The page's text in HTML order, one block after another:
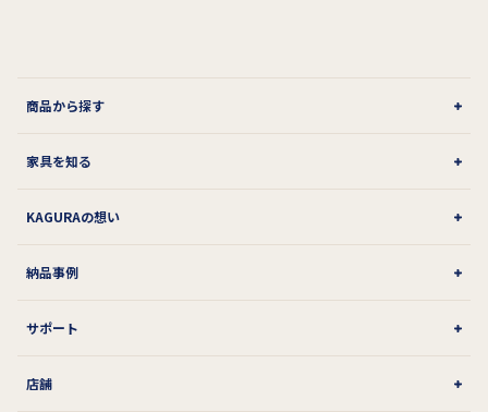
商品から探す
家具を知る
KAGURAの想い
納品事例
サポート
店舗